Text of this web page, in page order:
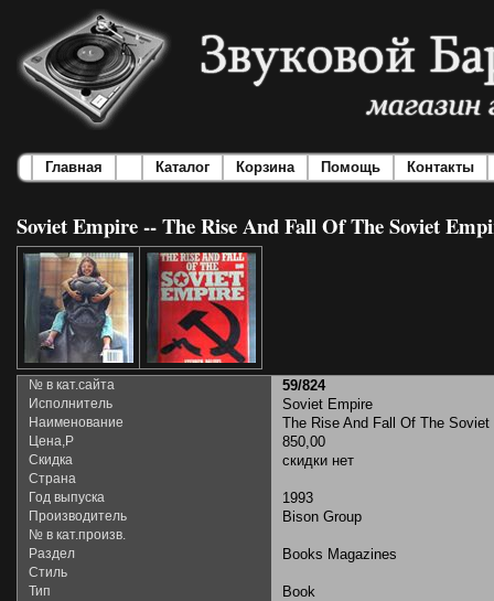
Главная Каталог Корзина Помощь Контакты
Soviet Empire -- The Rise And Fall Of The Soviet
№ в кат.сайта 59/824
Исполнитель Soviet Empire
Наименование The Rise And Fall Of The
Цена,Р 850,00
Скидка скидки нет
Страна
Год выпуска
1993
Производитель Bison Group
№ в кат.произв.
Раздел
Books Magazines
Стиль
Тип
Book